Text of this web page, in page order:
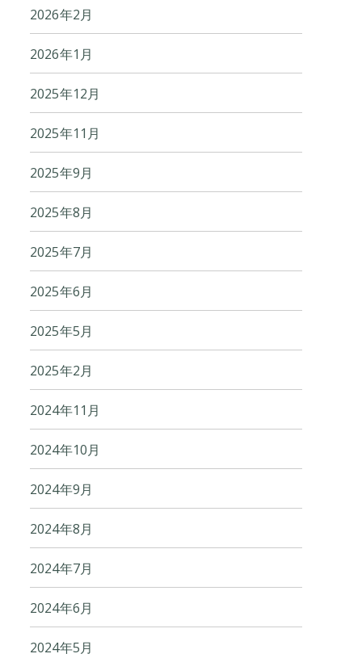
2026年2月
2026年1月
2025年12月
2025年11月
2025年9月
2025年8月
2025年7月
2025年6月
2025年5月
2025年2月
2024年11月
2024年10月
2024年9月
2024年8月
2024年7月
2024年6月
2024年5月